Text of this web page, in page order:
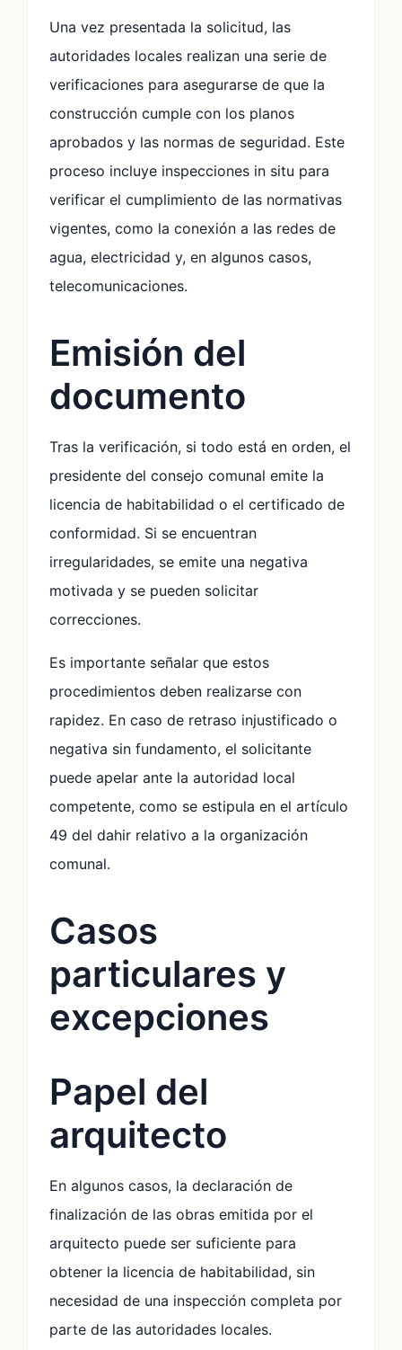
Una vez presentada la solicitud, las
autoridades locales realizan una serie de
verificaciones para asegurarse de que la
construcción cumple con los planos
aprobados y las normas de seguridad. Este
proceso incluye inspecciones in situ para
verificar el cumplimiento de las normativas
vigentes, como la conexión a las redes de
agua, electricidad y, en algunos casos,
telecomunicaciones.
Emisión del
documento
Tras la verificación, si todo está en orden, el
presidente del consejo comunal emite la
licencia de habitabilidad o el certificado de
conformidad. Si se encuentran
irregularidades, se emite una negativa
motivada y se pueden solicitar
correcciones.
Es importante señalar que estos
procedimientos deben realizarse con
rapidez. En caso de retraso injustificado o
negativa sin fundamento, el solicitante
puede apelar ante la autoridad local
competente, como se estipula en el artículo
49 del dahir relativo a la organización
comunal.
Casos
particulares y
excepciones
Papel del
arquitecto
En algunos casos, la declaración de
finalización de las obras emitida por el
arquitecto puede ser suficiente para
obtener la licencia de habitabilidad, sin
necesidad de una inspección completa por
parte de las autoridades locales.